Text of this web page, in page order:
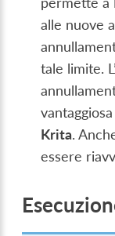
alle nuove
tale limite.
Krita.
essere